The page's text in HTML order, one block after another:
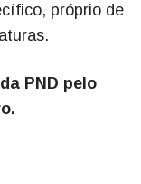
próprio de
PND pelo